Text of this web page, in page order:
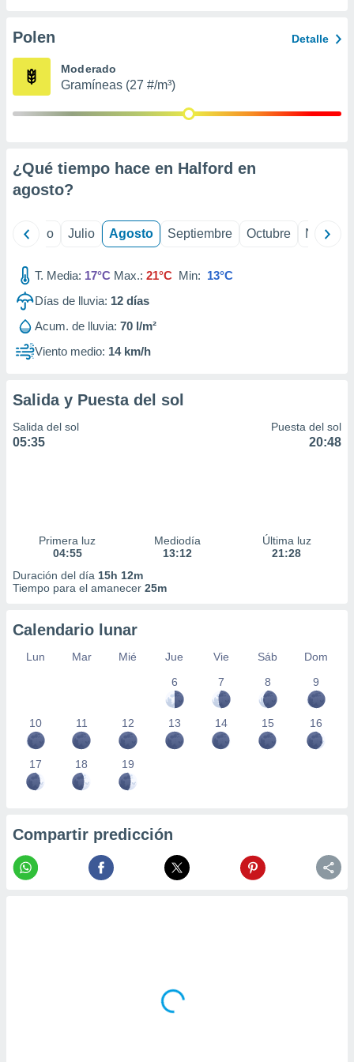
e
mediante
de
1199
Polen Detalle
Moderado
Gramíneas (27 #/m³)
¿Qué tiempo hace en Halford en
agosto?
Junio Julio Agosto Septiembre Octubre
T. Media: 17°C Max.: 21°C Min: 13°C
Días de lluvia: 12 días
Acum. de lluvia: 70 l/m²
Viento medio: 14 km/h
Salida y Puesta del sol
Salida del sol
05:35
Puesta del sol
20:48
Primera luz
04:55
Mediodía
13:12
Última luz
21:28
Duración del día 15h 12m
Tiempo para el amanecer 25m
Calendario lunar
Lun Mar Mié Jue Vie Sáb
Dom
6
7 8 9
10 11 12 13 14 15 16
17 18 19
Compartir predicción